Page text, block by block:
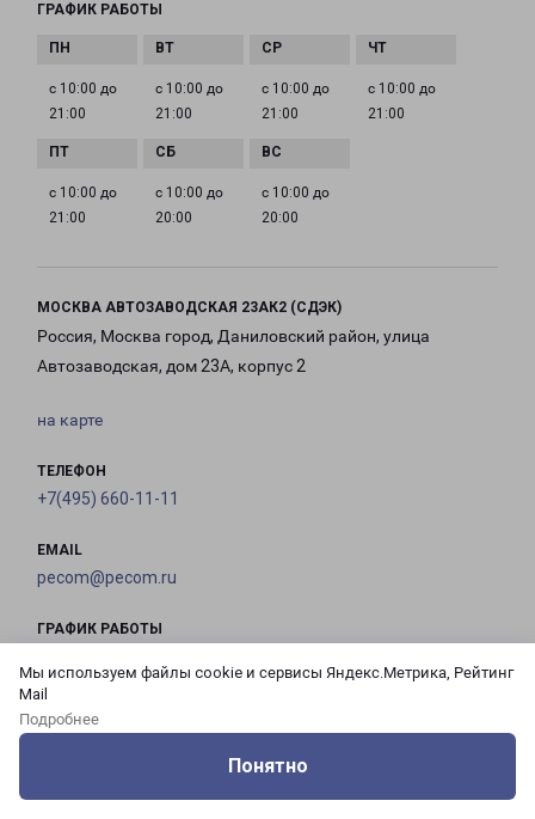
Мы используем файлы cookie и сервисы Яндекс.Метрика, Рейтинг
Mail
Подробнее
Понятно
ГРАФИК РАБОТЫ
с 10:00 до
21:00
с 10:00 до
21:00
с 10:00 до
21:00
с 10:00 до
21:00
с 10:00 до
21:00
с 10:00 до
20:00
с 10:00 до
20:00
МОСКВА АВТОЗАВОДСКАЯ 23АК2 (СДЭК)
Россия, Москва город, Даниловский район, улица
Автозаводская, дом 23А, корпус 2
на карте
ТЕЛЕФОН
+7(495) 660-11-11
EMAIL
pecom@pecom.ru
ГРАФИК РАБОТЫ
21:00
21:00
21:00
21:00